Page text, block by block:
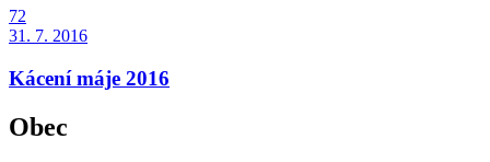
72
31. 7. 2016
Kácení máje 2016
Obec